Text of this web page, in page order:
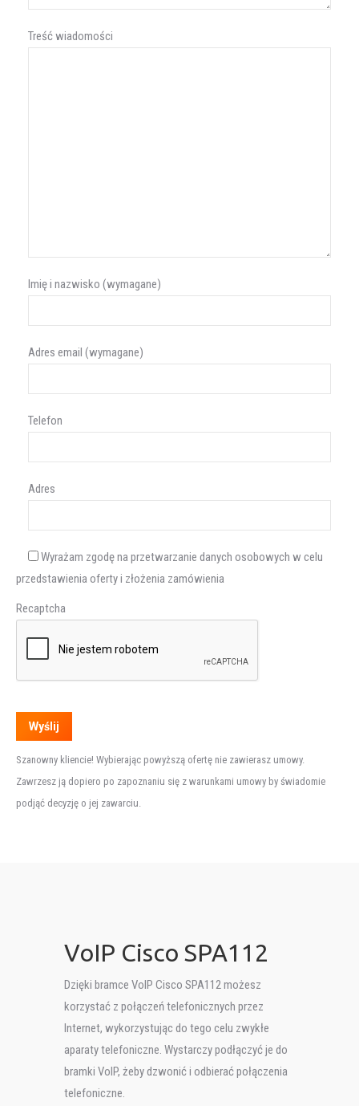
Treść wiadomości
Imię i nazwisko (wymagane)
Adres email (wymagane)
Telefon
Adres
Wyrażam zgodę na przetwarzanie danych osobowych w celu
przedstawienia oferty i złożenia zamówienia
Recaptcha
Szanowny kliencie! Wybierając powyższą ofertę nie zawierasz umowy.
Zawrzesz ją dopiero po zapoznaniu się z warunkami umowy by świadomie
podjąć decyzję o jej zawarciu.
VoIP Cisco SPA112
Dzięki bramce VoIP Cisco SPA112 możesz
korzystać z połączeń telefonicznych przez
Internet, wykorzystując do tego celu zwykłe
aparaty telefoniczne. Wystarczy podłączyć je do
bramki VoIP, żeby dzwonić i odbierać połączenia
telefoniczne.